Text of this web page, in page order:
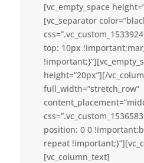
[vc_empty_space
[vc_separator
top: 10px
height=”20px”][/
full_width=”stretch_row”
position: 0 0
repeat
[vc_column_text]